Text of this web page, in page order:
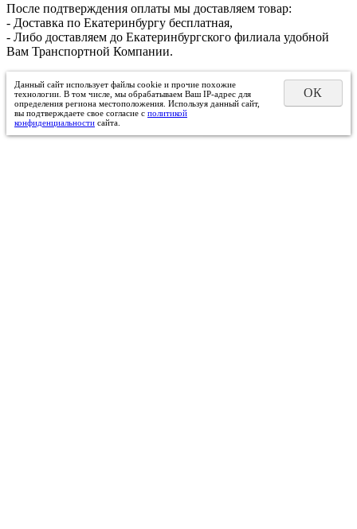
После подтверждения оплаты мы доставляем товар:
- Доставка по Екатеринбургу бесплатная,
- Либо доставляем до Екатеринбургского филиала удобной
Вам Транспортной Компании.
Данный сайт использует файлы cookie и прочие похожие
технологии. В том числе, мы обрабатываем Ваш IP-адрес для
определения региона местоположения. Используя данный сайт,
вы подтверждаете свое согласие с политикой
конфиденциальности сайта.
ОК